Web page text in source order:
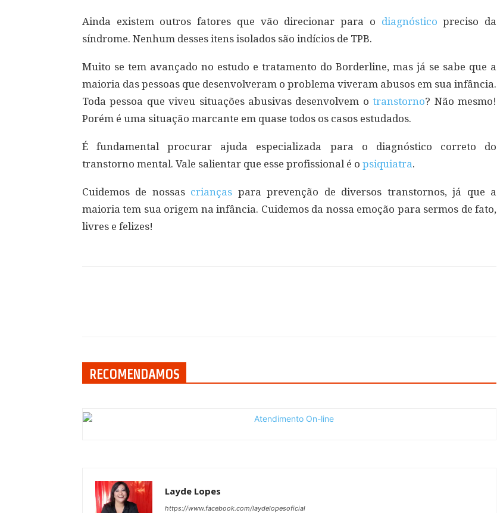
Ainda existem outros fatores que vão direcionar para o diagnóstico preciso da
síndrome. Nenhum desses itens isolados são indícios de TPB.
Muito se tem avançado no estudo e tratamento do Borderline, mas já se sabe que a
maioria das pessoas que desenvolveram o problema viveram abusos em sua infância.
Toda pessoa que viveu situações abusivas desenvolvem otranstorno? Não mesmo!
Porém é uma situação marcante em quase todos os casos estudados.
É fundamental procurar ajuda especializada para o diagnóstico correto do
transtorno mental. Vale salientar que esse profissional é o psiquiatra.
Cuidemos de nossas crianças para prevenção de diversos transtornos, já que a
maioria tem sua origem na infância. Cuidemos da nossa emoção para sermos de fato,
livres e felizes!
RECOMENDAMOS
Layde Lopes
https://www.facebook.com/laydelopesoficial